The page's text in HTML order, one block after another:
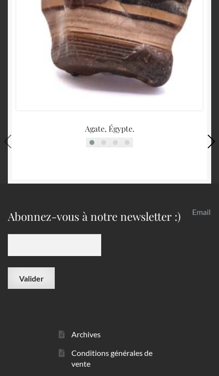
Agate, Égypte.
Abonnez-vous à notre newsletter :) Email
Archives
Conditions générales de
vente